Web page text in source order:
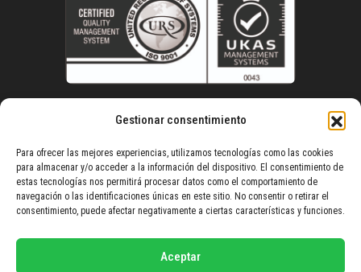
Gestionar consentimiento
Para ofrecer las mejores experiencias, utilizamos tecnologías como las cookies
para almacenar y/o acceder a la información del dispositivo. El consentimiento de
estas tecnologías nos permitirá procesar datos como el comportamiento de
navegación o las identificaciones únicas en este sitio. No consentir o retirar el
consentimiento, puede afectar negativamente a ciertas características y funciones.
Aceptar
Política de privacidad
Aviso legal
Políticad de calidad
Política de cookies (UE)